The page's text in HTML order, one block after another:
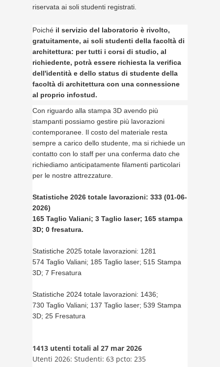
riservata ai soli studenti registrati.
Poiché il servizio del laboratorio è rivolto,
gratuitamente, ai soli studenti della facoltà di
architettura: per tutti i corsi di studio, al
richiedente, potrà essere richiesta la verifica
dell'identità e dello status di studente della
facoltà di architettura con una connessione
al proprio infostud.
Con riguardo alla stampa 3D avendo più
stampanti possiamo gestire più lavorazioni
contemporanee. Il costo del materiale resta
sempre a carico dello studente, ma si richiede un
contatto con lo staff per una conferma dato che
richiediamo anticipatamente filamenti particolari
per le nostre attrezzature.
Statistiche 2026 totale lavorazioni: 333 (01-06-
2026)
165 Taglio Valiani; 3 Taglio laser; 165 stampa
3D; 0 fresatura.
Statistiche 2025 totale lavorazioni: 1281
574 Taglio Valiani; 185 Taglio laser; 515 Stampa
3D; 7 Fresatura
Statistiche 2024 totale lavorazioni: 1436;
730 Taglio Valiani; 137 Taglio laser; 539 Stampa
3D; 25 Fresatura
1413 utenti totali al 27 mar 2026
Utenti 2026: Studenti: 63 pcto: 235